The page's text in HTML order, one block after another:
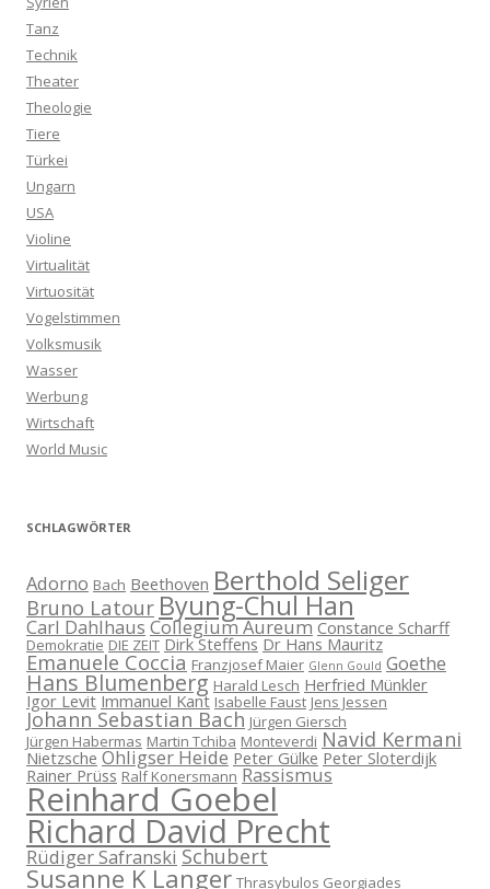
Tanz
Technik
Theater
Theologie
Tiere
Türkei
Ungarn
USA
Violine
Virtualität
Virtuosität
Vogelstimmen
Volksmusik
Wasser
Werbung
Wirtschaft
World Music
SCHLAGWÖRTER
Adorno Bach Beethoven Berthold Seliger
Bruno Latour Byung-Chul Han
Carl Dahlhaus Collegium Aureum Constance Scharff
Demokratie DIE ZEIT Dirk Steffens Dr Hans Mauritz
Emanuele Coccia Franzjosef Maier Glenn Gould Goethe
Hans Blumenberg Harald Lesch Herfried Münkler
Igor Levit Immanuel Kant Isabelle Faust Jens Jessen
Johann Sebastian Bach Jürgen Giersch
Jürgen Habermas Martin Tchiba Monteverdi Navid Kermani
Nietzsche Ohligser Heide Peter Gülke Peter Sloterdijk
Rainer Prüss Ralf Konersmann Rassismus
Reinhard Goebel
Richard David Precht
Rüdiger Safranski Schubert
Susanne K Langer Thrasybulos Georgiades